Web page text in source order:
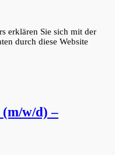
erklären Sie sich mit der
durch diese Website
w/d) –